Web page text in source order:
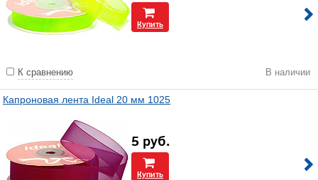
Купить
К сравнению В наличии
Капроновая лента Ideal 20 мм 1025
5 руб.
Купить